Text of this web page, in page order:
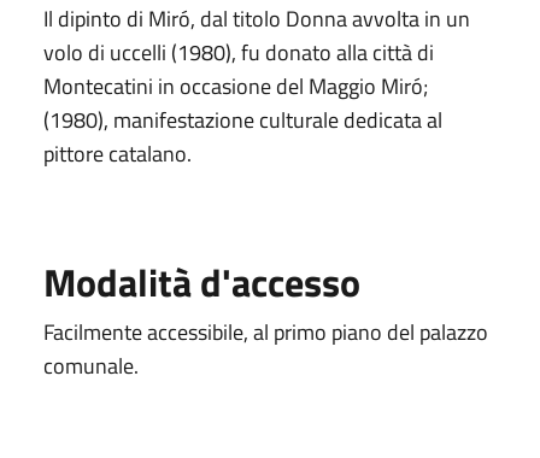
Il dipinto di Miró, dal titolo Donna avvolta in un
volo di uccelli (1980), fu donato alla città di
Montecatini in occasione del Maggio Miró;
(1980), manifestazione culturale dedicata al
pittore catalano.
Modalità d'accesso
Facilmente accessibile, al primo piano del palazzo
comunale.